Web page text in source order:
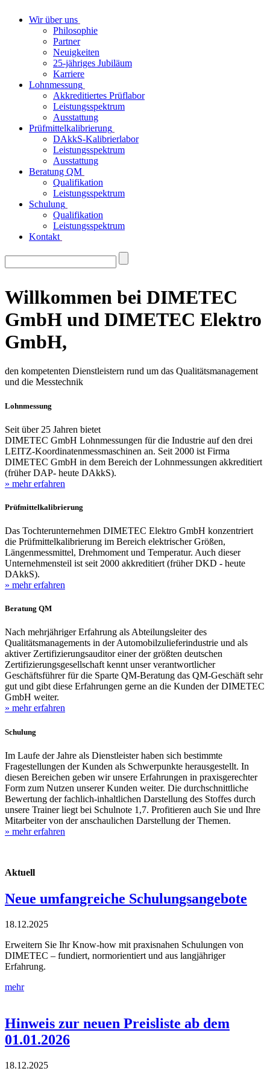
Wir über uns
Philosophie
Partner
Neuigkeiten
25-jähriges Jubiläum
Karriere
Lohnmessung
Akkreditiertes Prüflabor
Leistungsspektrum
Ausstattung
Prüfmittelkalibrierung
DAkkS-Kalibrierlabor
Leistungsspektrum
Ausstattung
Beratung QM
Qualifikation
Leistungsspektrum
Schulung
Qualifikation
Leistungsspektrum
Kontakt
Willkommen bei DIMETEC
GmbH und DIMETEC Elektro
GmbH,
den kompetenten Dienstleistern rund um das Qualitätsmanagement
und die Messtechnik
Lohnmessung
Seit über 25 Jahren bietet
DIMETEC GmbH Lohnmessungen für die Industrie auf den drei
LEITZ-Koordinatenmessmaschinen an. Seit 2000 ist Firma
DIMETEC GmbH in dem Bereich der Lohnmessungen akkreditiert
(früher DAP- heute DAkkS).
» mehr erfahren
Prüfmittelkalibrierung
Das Tochterunternehmen DIMETEC Elektro GmbH konzentriert
die Prüfmittelkalibrierung im Bereich elektrischer Größen,
Längenmessmittel, Drehmoment und Temperatur. Auch dieser
Unternehmensteil ist seit 2000 akkreditiert (früher DKD - heute
DAkkS).
» mehr erfahren
Beratung QM
Nach mehrjähriger Erfahrung als Abteilungsleiter des
Qualitätsmanagements in der Automobilzulieferindustrie und als
aktiver Zertifizierungsauditor einer der größten deutschen
Zertifizierungsgesellschaft kennt unser verantwortlicher
Geschäftsführer für die Sparte QM-Beratung das QM-Geschäft sehr
gut und gibt diese Erfahrungen gerne an die Kunden der DIMETEC
GmbH weiter.
» mehr erfahren
Schulung
Im Laufe der Jahre als Dienstleister haben sich bestimmte
Fragestellungen der Kunden als Schwerpunkte herausgestellt. In
diesen Bereichen geben wir unsere Erfahrungen in praxisgerechter
Form zum Nutzen unserer Kunden weiter. Die durchschnittliche
Bewertung der fachlich-inhaltlichen Darstellung des Stoffes durch
unsere Trainer liegt bei Schulnote 1,7. Profitieren auch Sie und Ihre
Mitarbeiter von der anschaulichen Darstellung der Themen.
» mehr erfahren
Aktuell
Neue umfangreiche Schulungsangebote
18.12.2025
Erweitern Sie Ihr Know-how mit praxisnahen Schulungen von
DIMETEC – fundiert, normorientiert und aus langjähriger
Erfahrung.
mehr
Hinweis zur neuen Preisliste ab dem
01.01.2026
18.12.2025